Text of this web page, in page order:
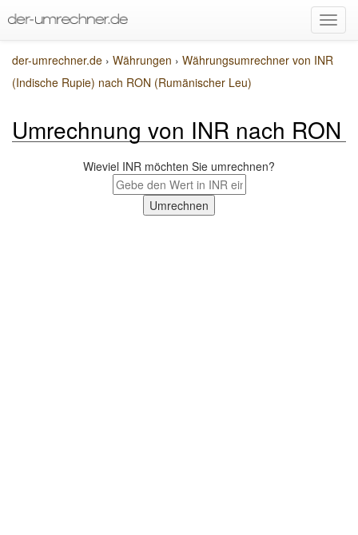
der-umrechner.de › Währungen › Währungsumrechner von INR
(Indische Rupie) nach RON (Rumänischer Leu)
Umrechnung von INR nach RON
Wieviel INR möchten Sie umrechnen?